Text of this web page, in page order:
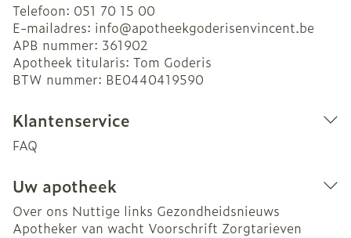
Telefoon: 051 70 15 00
E-mailadres: info@apotheekgoderisenvincent.be
APB nummer: 361902
Apotheek titularis: Tom Goderis
BTW nummer: BE0440419590
Klantenservice
FAQ
Uw apotheek
Over ons Nuttige links Gezondheidsnieuws
Apotheker van wacht Voorschrift Zorgtarieven